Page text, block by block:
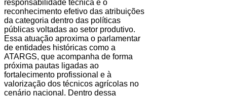
responsabilidade técnica e o
reconhecimento efetivo das atribuições
da categoria dentro das políticas
públicas voltadas ao setor produtivo.
Essa atuação aproxima o parlamentar
de entidades históricas como a
ATARGS, que acompanha de forma
próxima pautas ligadas ao
fortalecimento profissional e à
valorização dos técnicos agrícolas no
cenário nacional. Dentro dessa